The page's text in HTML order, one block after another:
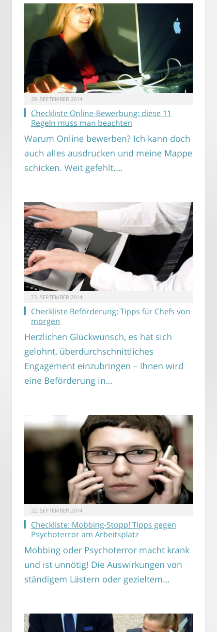
29. SEPTEMBER 2014
Checkliste Online-Bewerbung: diese 11
Regeln muss man beachten
Warum Online bewerben? Ich kann doch
auch alles ausdrucken und meine Mappe
schicken. Weit gefehlt.…
23. SEPTEMBER 2014
Checkliste Beförderung: Tipps für Chefs von
morgen
Herzlichen Glückwunsch, es hat sich
gelohnt, überdurchschnittliches
Engagement einzubringen – Ihnen wird
eine Beförderung in…
22. SEPTEMBER 2014
Checkliste: Mobbing-Stopp! Tipps gegen
Psychoterror am Arbeitsplatz
Mobbing oder Psychoterror macht krank
und ist unnötig! Die Auswirkungen von
ständigem Lästern oder gezieltem…